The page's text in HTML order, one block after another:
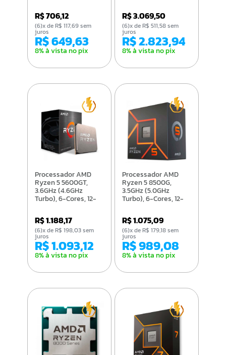
100-100000457box
R$ 706,12
R$ 649,63
8% à vista no pix
(6)x de R$ 117,69 sem
juros
Cache, AM5 - 100-
100000910WOF
R$ 3.069,50
R$ 2.823,94
8% à vista no pix
(6)x de R$ 511,58 sem
juros
Processador AMD
Ryzen 5 5600GT,
3.6GHz (4.6GHz
Turbo), 6-Cores, 12-
100-100001488BOX
R$ 1.188,17
R$ 1.093,12
8% à vista no pix
(6)x de R$ 198,03 sem
juros
Processador AMD
Ryzen 5 8500G,
3.5GHz (5.0GHz
Turbo), 6-Cores, 12-
100-100000931BOX
R$ 1.075,09
R$ 989,08
8% à vista no pix
(6)x de R$ 179,18 sem
juros